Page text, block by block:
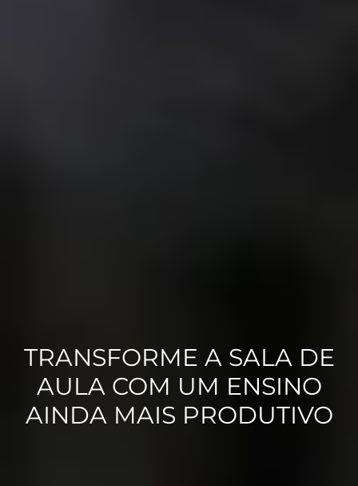
TRANSFORME A SALA DE
AULA COM UM ENSINO
AINDA MAIS PRODUTIVO